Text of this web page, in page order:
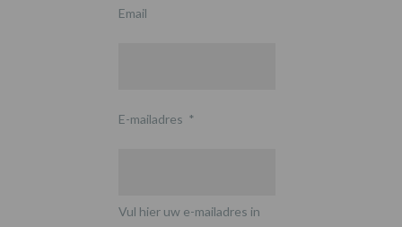
Email
E-mailadres *
Vul hier uw e-mailadres in